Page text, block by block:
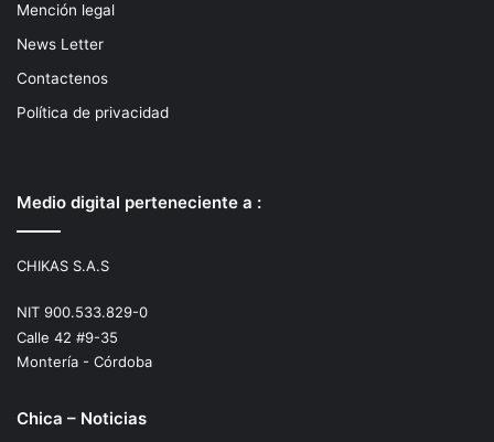
Mención legal
News Letter
Contactenos
Política de privacidad
Medio digital perteneciente a :
CHIKAS S.A.S
NIT 900.533.829-0
Calle 42 #9-35
Montería - Córdoba
Chica – Noticias